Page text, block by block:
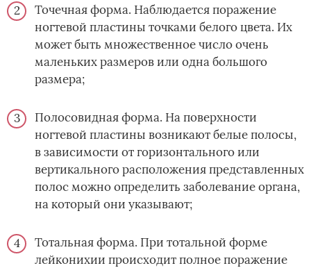
Точечная форма. Наблюдается поражение
ногтевой пластины точками белого цвета. Их
может быть множественное число очень
маленьких размеров или одна большого
размера;
Полосовидная форма. На поверхности
ногтевой пластины возникают белые полосы,
в зависимости от горизонтального или
вертикального расположения представленных
полос можно определить заболевание органа,
на который они указывают;
Тотальная форма. При тотальной форме
лейконихии происходит полное поражение